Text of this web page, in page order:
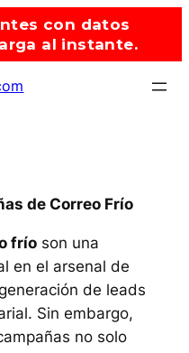
con datos
al instante.
de Correo Frío
fríoson una
en el arsenal de
de leads
Sin embargo,
no solo